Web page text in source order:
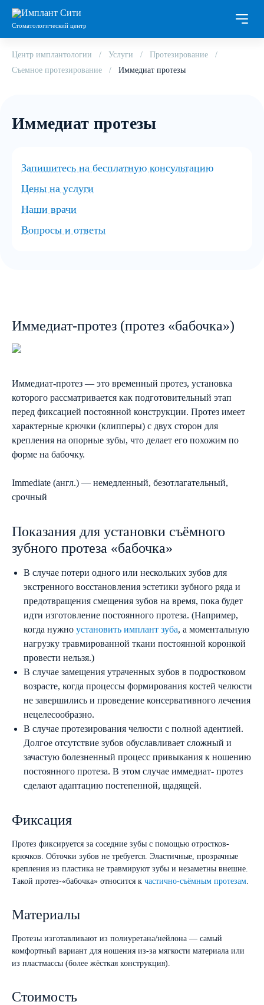
Стоматологический центр
Центр имплантологии Услуги
Протезирование
Съемное протезирование
Иммедиат протезы
Иммедиат протезы
Запишитесь на бесплатную консультацию
Цены на услуги
Наши врачи
Вопросы и ответы
Иммедиат-протез (протез «бабочка»)
Иммедиат-протез — это временный протез, установка
которого рассматривается как подготовительный этап
перед фиксацией постоянной конструкции. Протез имеет
характерные крючки (клипперы) с двух сторон для
крепления на опорные зубы, что делает его похожим по
форме на бабочку.
Immediate (англ.) — немедленный, безотлагательный,
срочный
Показания для установки съёмного
зубного протеза «бабочка»
В случае потери одного или нескольких зубов для
экстренного восстановления эстетики зубного ряда и
предотвращения смещения зубов на время, пока будет
идти изготовление постоянного протеза. (Например,
когда нужно установить имплант зуба, а моментальную
нагрузку травмированной ткани постоянной коронкой
провести нельзя.)
В случае замещения утраченных зубов в подростковом
возрасте, когда процессы формирования костей челюсти
не завершились и проведение консервативного лечения
нецелесообразно.
В случае протезирования челюсти с полной адентией.
Долгое отсутствие зубов обуславливает сложный и
зачастую болезненный процесс привыкания к ношению
постоянного протеза. В этом случае иммедиат- протез
сделают адаптацию постепенной, щадящей.
Фиксация
Протез фиксируется за соседние зубы с помощью отростков-
крючков. Обточки зубов не требуется. Эластичные, прозрачные
крепления из пластика не травмируют зубы и незаметны внешне.
Такой протез-«бабочка» относится к частично-съёмным протезам.
Материалы
Протезы изготавливают из полиуретана/нейлона — самый
комфортный вариант для ношения из-за мягкости материала или
из пластмассы (более жёсткая конструкция).
Стоимость